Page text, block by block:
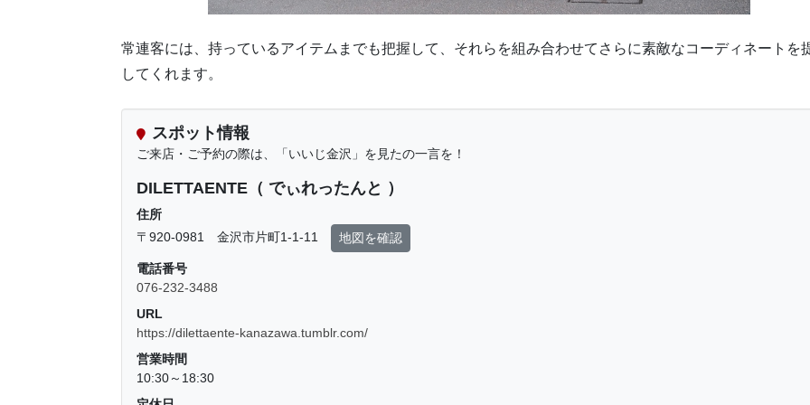
常連客には、持っているアイテムまでも把握して、それらを組み合わせてさらに素敵なコーディネートを
してくれます。
スポット情報
ご来店・ご予約の際は、「いいじ金沢」を見たの一言を！
DILETTAENTE（ でぃれったんと ）
住所
〒920-0981 金沢市片町1-1-11
地図を確認
電話番号
076-232-3488
URL
https://dilettaente-kanazawa.tumblr.com/
営業時間
10:30～18:30